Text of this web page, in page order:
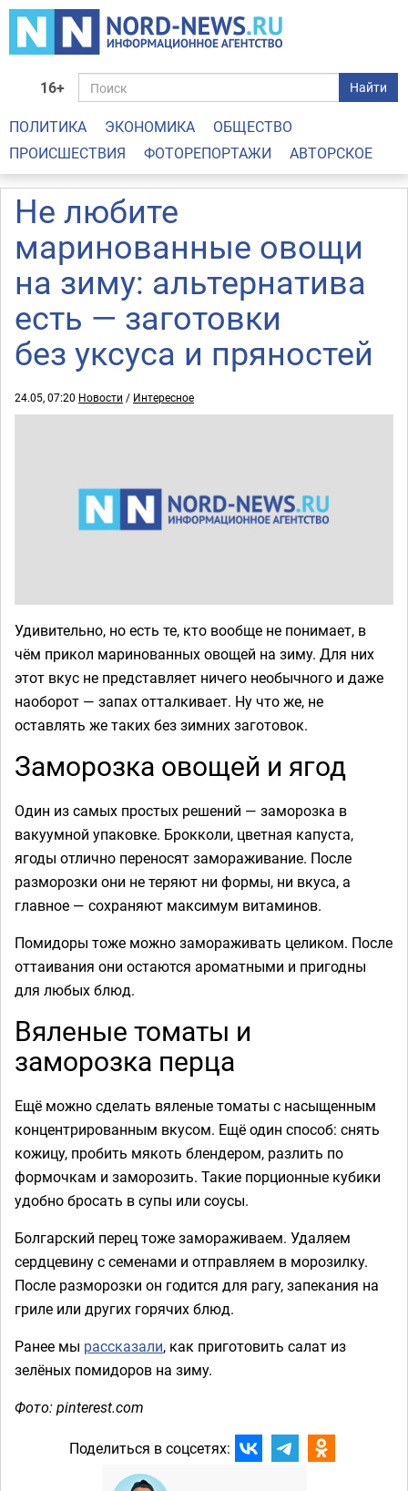
16+ Найти
ПОЛИТИКА ЭКОНОМИКА
ОБЩЕСТВО
ПРОИСШЕСТВИЯ
ФОТОРЕПОРТАЖИ АВТОРСКОЕ
Не любите
маринованные овощи
на зиму: альтернатива
есть — заготовки
без уксуса и пряностей
24.05, 07:20 Новости / Интересное
Удивительно, но есть те, кто вообще не понимает, в
чём прикол маринованных овощей на зиму. Для них
этот вкус не представляет ничего необычного и даже
наоборот — запах отталкивает. Ну что же, не
оставлять же таких без зимних заготовок.
Заморозка овощей и ягод
Один из самых простых решений — заморозка в
вакуумной упаковке. Брокколи, цветная капуста,
ягоды отлично переносят замораживание. После
разморозки они не теряют ни формы, ни вкуса, а
главное — сохраняют максимум витаминов.
Помидоры тоже можно замораживать целиком. После
оттаивания они остаются ароматными и пригодны
для любых блюд.
Вяленые томаты и
заморозка перца
Ещё можно сделать вяленые томаты с насыщенным
концентрированным вкусом. Ещё один способ: снять
кожицу, пробить мякоть блендером, разлить по
формочкам и заморозить. Такие порционные кубики
удобно бросать в супы или соусы.
Болгарский перец тоже замораживаем. Удаляем
сердцевину с семенами и отправляем в морозилку.
После разморозки он годится для рагу, запекания на
гриле или других горячих блюд.
Ранее мы рассказали, как приготовить салат из
зелёных помидоров на зиму.
Фото: pinterest.com
Поделиться в соцсетях: